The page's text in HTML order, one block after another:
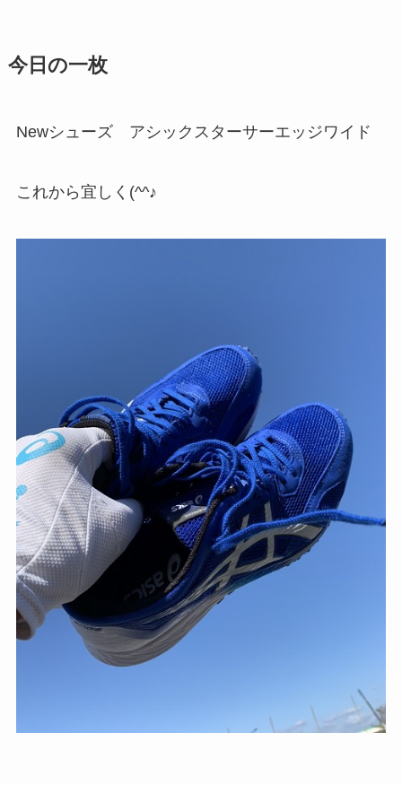
今日の一枚
Newシューズ アシックスターサーエッジワイド
これから宜しく(^^♪